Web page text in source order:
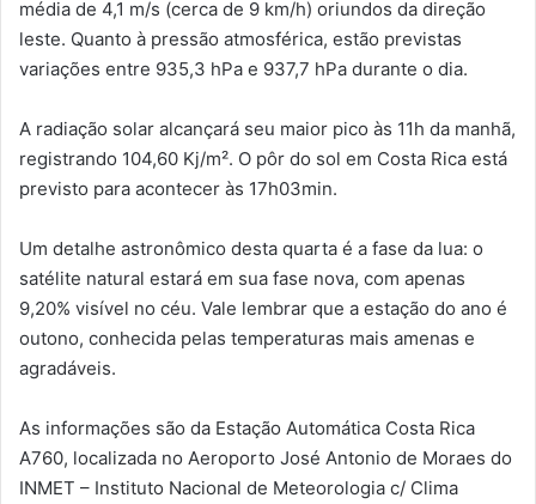
média de 4,1 m/s (cerca de 9 km/h) oriundos da direção
leste. Quanto à pressão atmosférica, estão previstas
variações entre 935,3 hPa e 937,7 hPa durante o dia.
A radiação solar alcançará seu maior pico às 11h da manhã,
registrando 104,60 Kj/m². O pôr do sol em Costa Rica está
previsto para acontecer às 17h03min.
Um detalhe astronômico desta quarta é a fase da lua: o
satélite natural estará em sua fase nova, com apenas
9,20% visível no céu. Vale lembrar que a estação do ano é
outono, conhecida pelas temperaturas mais amenas e
agradáveis.
As informações são da Estação Automática Costa Rica
A760, localizada no Aeroporto José Antonio de Moraes do
INMET – Instituto Nacional de Meteorologia c/ Clima